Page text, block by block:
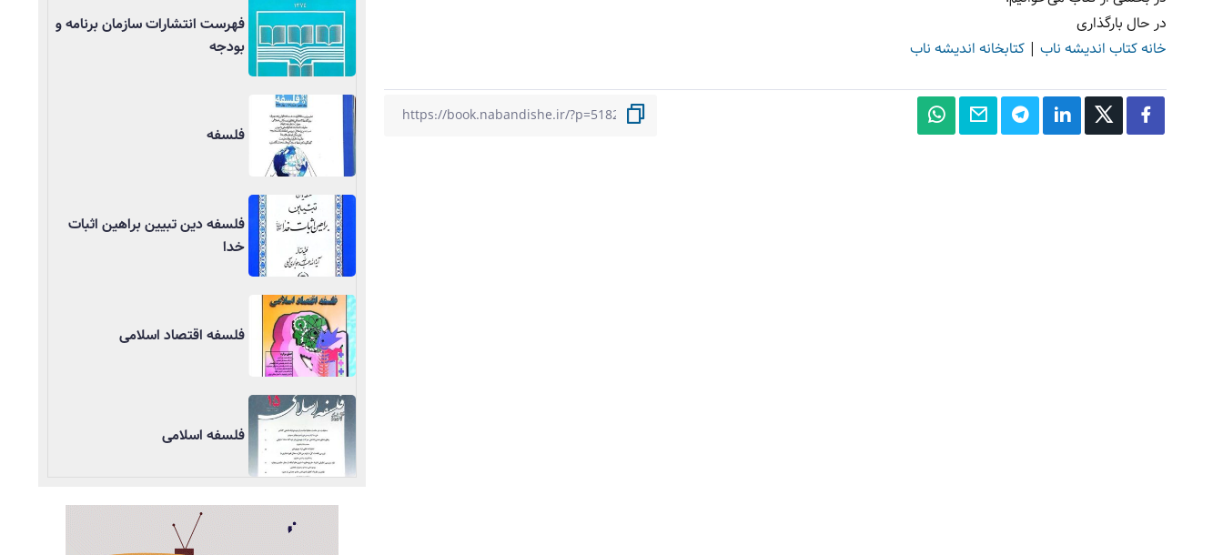
در حال بارگذاری
خانه کتاب اندیشه ناب | کتابخانه اندیشه ناب
فهرست انتشارات سازمان برنامه و
بودجه
فلسفه
فلسفه دین تبیین براهین اثبات
خدا
فلسفه اقتصاد اسلامی
فلسفه اسلامی